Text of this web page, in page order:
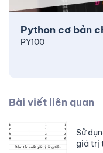
Python cơ bản
PY100
Bài viết liên quan
Sử
giá trị